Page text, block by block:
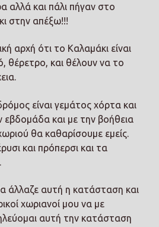
αλλά και πάλι πήγαν στο
στην απέξω!!!
αρχή ότι το Καλαμάκι είναι
θέρετρο, και θέλουν να το
είναι γεμάτος χόρτα και
εβδομάδα και με την βοήθεια
θα καθαρίσουμε εμείς.
και πρόπερσι και τα
άλλαζε αυτή η κατάσταση και
χωριανοί μου να με
αυτή την κατάσταση